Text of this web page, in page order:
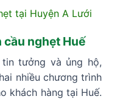
tại Huyện A Lưới
nghẹt Huế
tưởng và ủng hộ,
nhiều chương trình
khách hàng tại Huế.